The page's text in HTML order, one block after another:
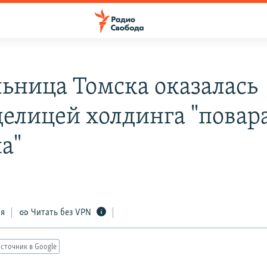
Томска оказалась
холдинга
Читать без VPN
в Google